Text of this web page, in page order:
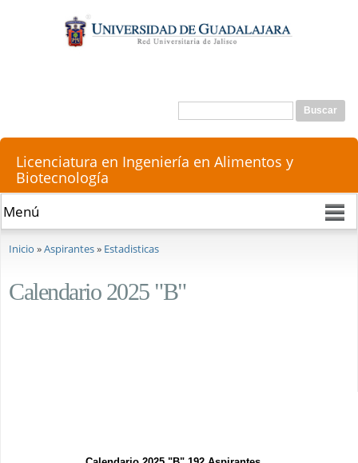
contenido
principal
Formulario de búsqueda
Buscar
Licenciatura en Ingeniería en Alimentos y
Biotecnología
Inicio »Aspirantes» Estadisticas
Calendario 2025 "B"